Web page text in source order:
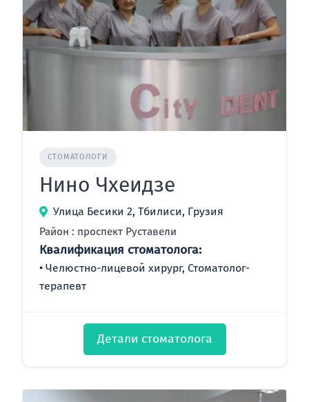
СТОМАТОЛОГИ
Нино Чхеидзе
Улица Бесики 2, Тбилиси, Грузия
Район : проспект Руставели
Квалификация стоматолога:
Челюстно-лицевой хирург, Стоматолог-
терапевт
Детали стоматолога